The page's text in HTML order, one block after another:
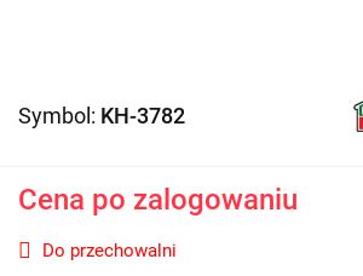
Symbol: KH-3782
Cena po zalogowaniu
Do przechowalni